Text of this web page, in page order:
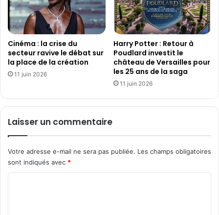
t
e
I
d
é
f
P
a
o
r
a
2
0
3
,
l
e
p
s
r
a
d
n
Cinéma : la crise du
secteur ravive le débat sur
la place de la création
11 juin 2026
Harry Potter : Retour à
Poudlard investit le
château de Versailles pour
les 25 ans de la saga
11 juin 2026
Laisser un commentaire
Votre adresse e-mail ne sera pas publiée. Les champs obligatoires
sont indiqués avec *